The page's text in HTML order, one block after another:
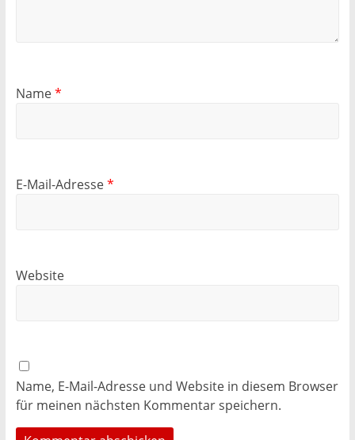
Name*
E-Mail-Adresse*
Website
Name, E-Mail-Adresse und Website in diesem Browser
für meinen nächsten Kommentar speichern.